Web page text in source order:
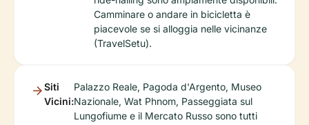
Camminare o andare in bicicletta è
piacevole se si alloggia nelle vicinanze
(TravelSetu).
Siti
Vicini:
Palazzo Reale, Pagoda d'Argento, Museo
Nazionale, Wat Phnom, Passeggiata sul
Lungofiume e il Mercato Russo sono tutti